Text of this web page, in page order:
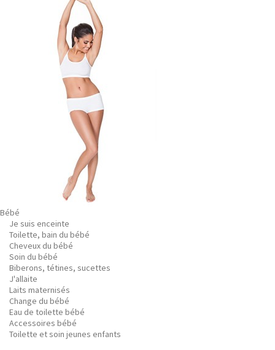
Bébé
Je suis enceinte
Toilette, bain du bébé
Cheveux du bébé
Soin du bébé
Biberons, tétines, sucettes
J'allaite
Laits maternisés
Change du bébé
Eau de toilette bébé
Accessoires bébé
Toilette et soin jeunes enfants